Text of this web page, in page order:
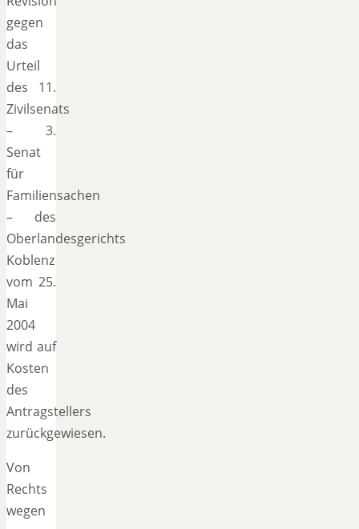
gegen
das
Urteil
des 11.
Zivilsenats
– 3.
Senat
für
Familiensachen
– des
Oberlandesgerichts
Koblenz
vom 25.
Mai
2004
wird auf
Kosten
des
Antragstellers
zurückgewiesen.
Von
Rechts
wegen